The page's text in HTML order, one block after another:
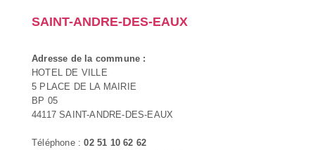
SAINT-ANDRE-DES-EAUX
Adresse de la commune :
HOTEL DE VILLE
5 PLACE DE LA MAIRIE
BP 05
44117 SAINT-ANDRE-DES-EAUX
Téléphone :02 51 10 62 62